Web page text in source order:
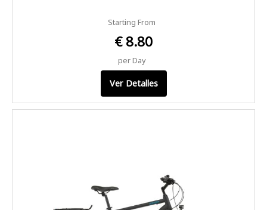
Starting From
€ 8.80
per Day
Ver Detalles